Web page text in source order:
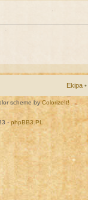
Ekipa •
scheme byColorizeIt!
-phpBB3.PL